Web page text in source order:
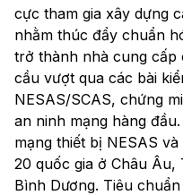
cực tham gia xây dựng
nhằm thúc đẩy chuẩn
trở thành nhà cung cấp
cầu vượt qua các bài
NESAS/SCAS, chứng
an ninh mạng hàng
mạng thiết bị NESAS
20 quốc gia ở Châu
Bình Dương. Tiêu